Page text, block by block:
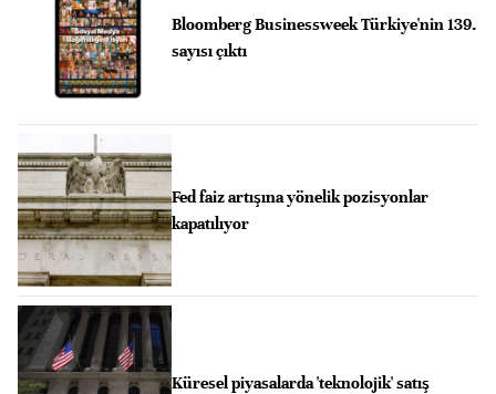
Bloomberg Businessweek Türkiye'nin 139.
sayısı çıktı
Fed faiz artışına yönelik pozisyonlar
kapatılıyor
Küresel piyasalarda 'teknolojik' satış